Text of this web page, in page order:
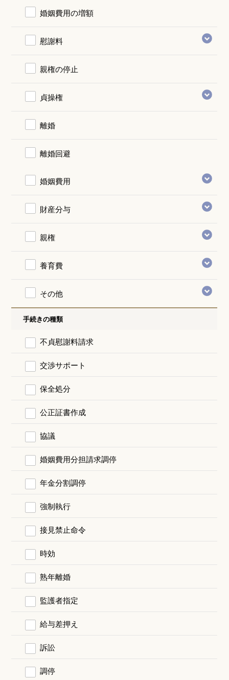
婚姻費用の増額
慰謝料
親権の停止
貞操権
離婚
離婚回避
婚姻費用
財産分与
親権
養育費
その他
手続きの種類
不貞慰謝料請求
交渉サポート
保全処分
公正証書作成
協議
婚姻費用分担請求調停
年金分割調停
強制執行
接見禁止命令
時効
熟年離婚
監護者指定
給与差押え
訴訟
調停